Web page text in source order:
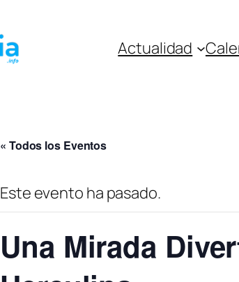
Actualidad
« Todos los Eventos
Este evento ha pasado.
Una Mirada